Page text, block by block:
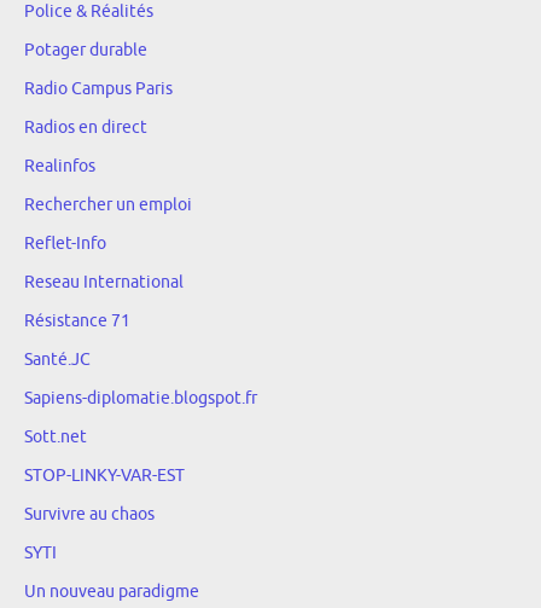
Police & Réalités
Potager durable
Radio Campus Paris
Radios en direct
Realinfos
Rechercher un emploi
Reflet-Info
Reseau International
Résistance 71
Santé.JC
Sapiens-diplomatie.blogspot.fr
Sott.net
STOP-LINKY-VAR-EST
Survivre au chaos
SYTI
Un nouveau paradigme